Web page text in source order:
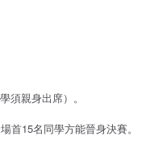
須親身出席）。
首15名同學方能晉身決賽。